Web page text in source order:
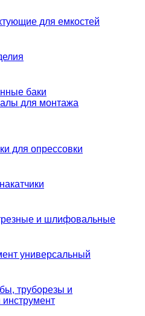
для емкостей
баки
для монтажа
для опрессовки
и шлифовальные
универсальный
труборезы и
инструмент